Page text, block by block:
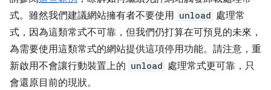
式。雖然我們建議網站擁有者不要使用 unload 處理常
式，因為這類常式不可靠，但我們仍打算在可預見的未來，
為需要使用這類常式的網站提供這項停用功能。請注意，重
新啟用不會讓行動裝置上的 unload 處理常式更可靠，只
會還原目前的現狀。